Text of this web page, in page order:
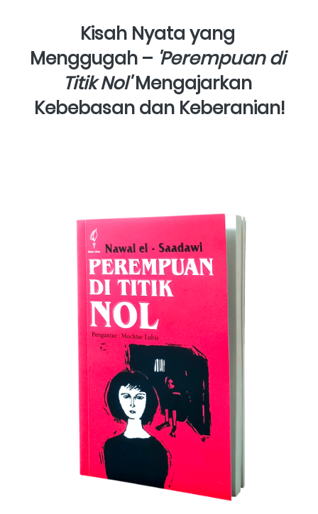
Kisah Nyata yang
Menggugah – 'Perempuan di
Titik Nol' Mengajarkan
Kebebasan dan Keberanian!